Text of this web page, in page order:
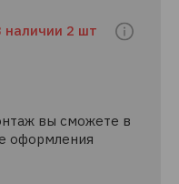
наличии 2 шт
вы сможете в
оформления